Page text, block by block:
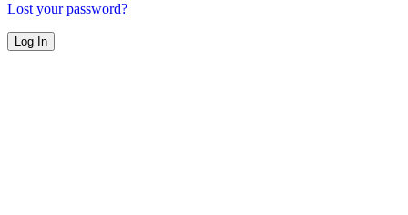
Lost your password?